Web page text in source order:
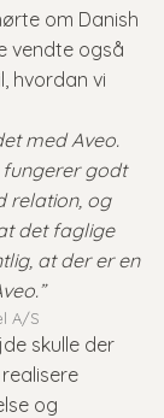
om Danish
vendte også
hvordan vi
med Aveo.
godt
relation, og
det faglige
at der er en
A/S
skulle der
og